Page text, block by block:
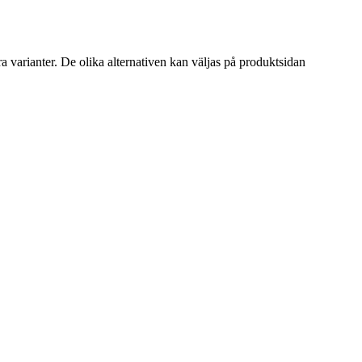
varianter. De olika alternativen kan väljas på produktsidan